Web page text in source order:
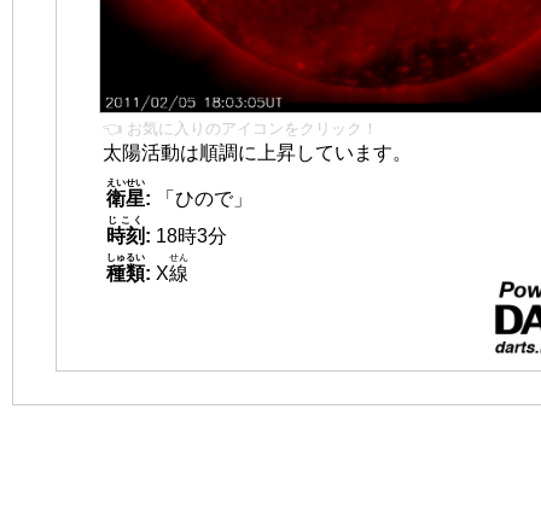
👈 お気に入りのアイコンをクリック！
太陽活動は順調に上昇しています。
衛星
えいせい
:
「ひので」
時刻
じこく
: 18時3分
種類
しゅるい
: X線
せん